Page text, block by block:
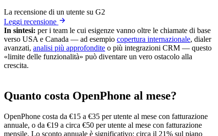
La recensione di un utente su G2
Leggi recensione
In sintesi: per i team le cui esigenze vanno oltre le chiamate di base
verso USA e Canada — ad esempio copertura internazionale, dialer
avanzati, analisi più approfondite o più integrazioni CRM — questo
«limite delle funzionalità» può diventare un vero ostacolo alla
crescita.
Quanto costa OpenPhone al mese?
OpenPhone costa da €15 a €35 per utente al mese con fatturazione
annuale, o da €19 a circa €50 per utente al mese con fatturazione
mensile. Lo sconto annuale è significativo: circa il 21% sul piano